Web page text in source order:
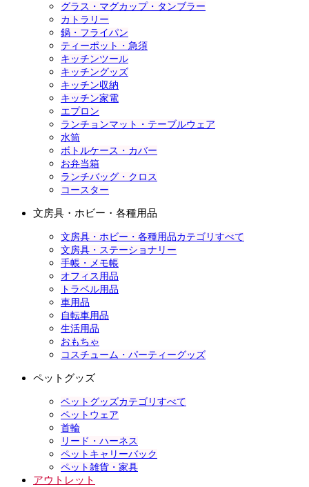
グラス・マグカップ・タンブラー
カトラリー
鍋・フライパン
ティーポット・急須
キッチンツール
キッチングッズ
キッチン収納
キッチン家電
エプロン
ランチョンマット・テーブルウェア
水筒
ボトルケース・カバー
お弁当箱
ランチバッグ・クロス
コースター
文房具・ホビー・各種用品
文房具・ホビー・各種用品カテゴリすべて
文房具・ステーショナリー
手帳・メモ帳
オフィス用品
トラベル用品
車用品
自転車用品
生活用品
おもちゃ
コスチューム・パーティーグッズ
ペットグッズ
ペットグッズカテゴリすべて
ペットウェア
首輪
リード・ハーネス
ペットキャリーバック
ペット雑貨・家具
アウトレット